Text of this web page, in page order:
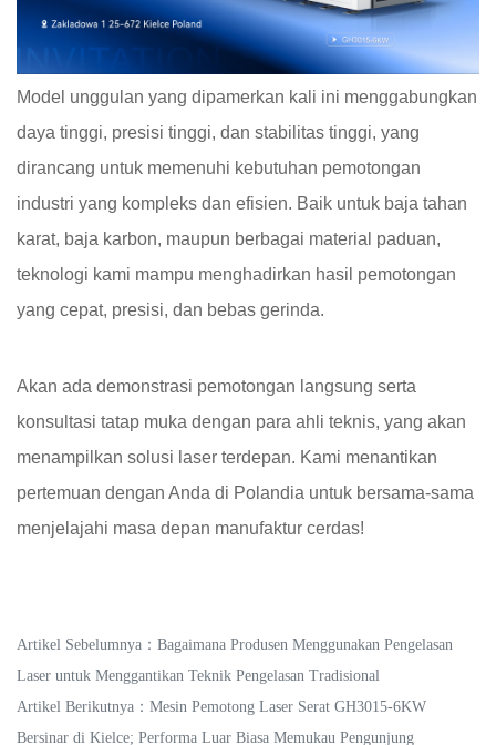
Model unggulan yang dipamerkan kali ini menggabungkan
daya tinggi, presisi tinggi, dan stabilitas tinggi, yang
dirancang untuk memenuhi kebutuhan pemotongan
industri yang kompleks dan efisien. Baik untuk baja tahan
karat, baja karbon, maupun berbagai material paduan,
teknologi kami mampu menghadirkan hasil pemotongan
yang cepat, presisi, dan bebas gerinda.
Akan ada demonstrasi pemotongan langsung serta
konsultasi tatap muka dengan para ahli teknis, yang akan
menampilkan solusi laser terdepan. Kami menantikan
pertemuan dengan Anda di Polandia untuk bersama-sama
menjelajahi masa depan manufaktur cerdas!
Artikel Sebelumnya： Bagaimana Produsen Menggunakan Pengelasan
Laser untuk Menggantikan Teknik Pengelasan Tradisional
Artikel Berikutnya： Mesin Pemotong Laser Serat GH3015-6KW
Bersinar di Kielce; Performa Luar Biasa Memukau Pengunjung